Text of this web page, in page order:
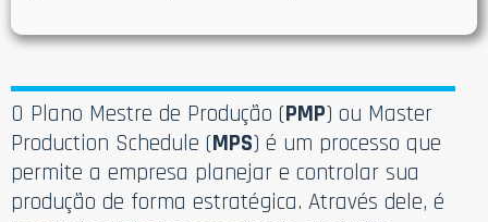
O Plano Mestre de Produção (PMP) ou Master
Production Schedule (MPS) é um processo que
permite a empresa planejar e controlar sua
produção de forma estratégica. Através dele, é